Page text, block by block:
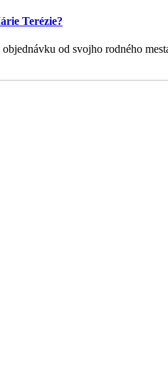
Terézie?
od svojho rodného